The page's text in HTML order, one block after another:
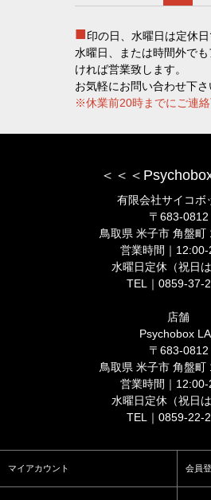
■印の日、水曜日は定休日
水曜日、または時間外で
ければ営業致します。
お気軽にお問い合わせ下さ
※休業前20時までにご連絡
＜＜＜
有限会社サイコボ
〒683-0812
鳥取県 米子市 角盤町
営業時間｜
水曜日定休（祝日は
TEL｜0859-37-
店舗
Psychobox
〒683-0812
鳥取県 米子市 角盤町
営業時間｜
水曜日定休（祝日は
TEL｜0859-22-
マイアカウント 会員